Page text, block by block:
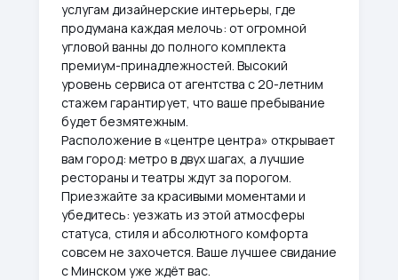
услугам дизайнерские интерьеры, где
продумана каждая мелочь: от огромной
угловой ванны до полного комплекта
премиум-принадлежностей. Высокий
уровень сервиса от агентства с 20-летним
стажем гарантирует, что ваше пребывание
будет безмятежным.
Расположение в «центре центра» открывает
вам город: метро в двух шагах, а лучшие
рестораны и театры ждут за порогом.
Приезжайте за красивыми моментами и
убедитесь: уезжать из этой атмосферы
статуса, стиля и абсолютного комфорта
совсем не захочется. Ваше лучшее свидание
с Минском уже ждёт вас.